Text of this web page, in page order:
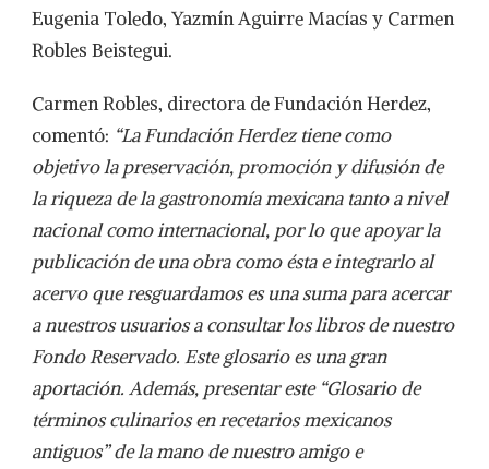
Eugenia Toledo, Yazmín Aguirre Macías y Carmen
Robles Beistegui.
Carmen Robles, directora de Fundación Herdez,
comentó: “La Fundación Herdez tiene como
objetivo la preservación, promoción y difusión de
la riqueza de la gastronomía mexicana tanto a nivel
nacional como internacional, por lo que apoyar la
publicación de una obra como ésta e integrarlo al
acervo que resguardamos es una suma para acercar
a nuestros usuarios a consultar los libros de nuestro
Fondo Reservado. Este glosario es una gran
aportación. Además, presentar este “Glosario de
términos culinarios en recetarios mexicanos
antiguos” de la mano de nuestro amigo e